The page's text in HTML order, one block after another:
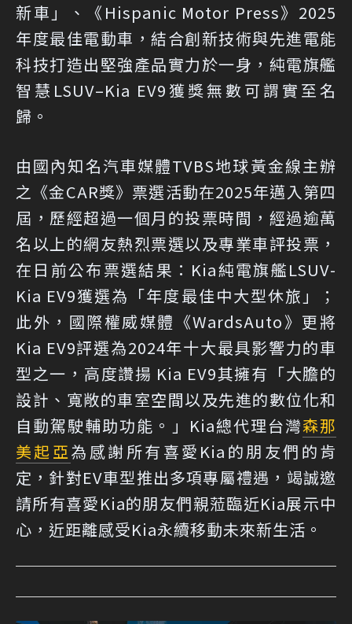
新車」、《Hispanic Motor Press》2025
年度最佳電動車，結合創新技術與先進電能
科技打造出堅強產品實力於一身，純電旗艦
智慧LSUV–Kia EV9獲獎無數可謂實至名
歸。
由國內知名汽車媒體TVBS地球黃金線主辦
之《金CAR獎》票選活動在2025年邁入第四
屆，歷經超過一個月的投票時間，經過逾萬
名以上的網友熱烈票選以及專業車評投票，
在日前公布票選結果：Kia純電旗艦LSUV-
Kia EV9獲選為「年度最佳中大型休旅」；
此外，國際權威媒體《WardsAuto》更將
Kia EV9評選為2024年十大最具影響力的車
型之一，高度讚揚 Kia EV9其擁有「大膽的
設計、寬敞的車室空間以及先進的數位化和
自動駕駛輔助功能。」Kia總代理台灣森那
美起亞為感謝所有喜愛Kia的朋友們的肯
定，針對EV車型推出多項專屬禮遇，竭誠邀
請所有喜愛Kia的朋友們親蒞臨近Kia展示中
心，近距離感受Kia永續移動未來新生活。